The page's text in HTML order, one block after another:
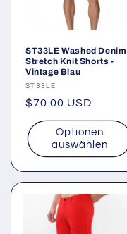
ST33LE Washed Denim
Stretch Knit Shorts -
Vintage Blau
Anbieter:
ST33LE
Normaler
Preis
$70.00 USD
Optionen
auswählen